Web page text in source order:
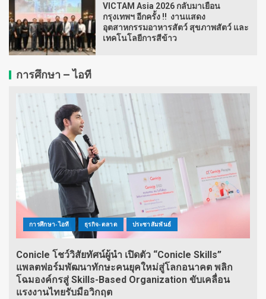
VICTAM Asia 2026 กลับมาเยือน
กรุงเทพฯ อีกครั้ง !! งานแสดง
อุตสาหกรรมอาหารสัตว์ สุขภาพสัตว์ และ
เทคโนโลยีการสีข้าว
การศึกษา – ไอที
การศึกษา-ไอที ธุรกิจ-ตลาด ประชาสัมพันธ์
Conicle โชว์วิสัยทัศน์ผู้นำ เปิดตัว “Conicle Skills”
แพลตฟอร์มพัฒนาทักษะคนยุคใหม่สู่โลกอนาคต พลิก
โฉมองค์กรสู่ Skills-Based Organization ขับเคลื่อน
แรงงานไทยรับมือวิกฤต